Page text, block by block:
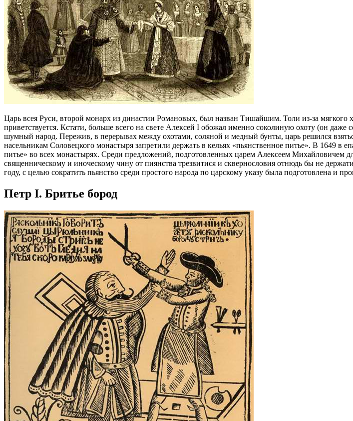
Царь всея Руси, второй монарх из династии Романовых, был назван Тишайшим. Толи из-за мягкого
приветствуется. Кстати, больше всего на свете Алексей I обожал именно соколиную охоту (он
шумный народ. Пережив, в перерывах между охотами, соляной и медный бунты, царь решился
насельникам Соловецкого монастыря запретили держать в кельях «пьянственное питье». В 1649
питье» во всех монастырях. Среди предложений, подготовленных царем Алексеем Михайловичем
священническому и иноческому чину от пиянства трезвитися и сквернословия отнюдь бы не
году, с целью сократить пьянство среди простого народа по царскому указу была подготовлена и
Петр I. Бритье бород